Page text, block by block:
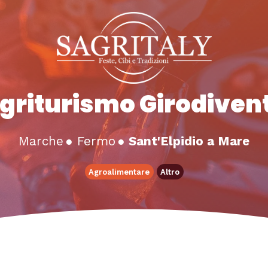
Marche ● Fermo ● Sant'Elpidio a Mare
Agroalimentare Altro